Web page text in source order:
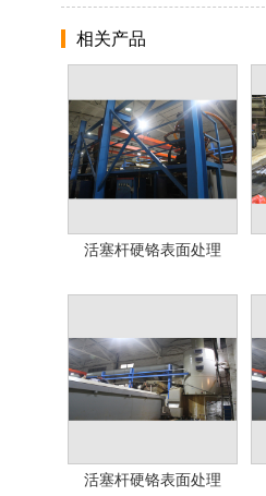
相关产品
活塞杆硬铬表面处理
活塞杆硬铬表面处理